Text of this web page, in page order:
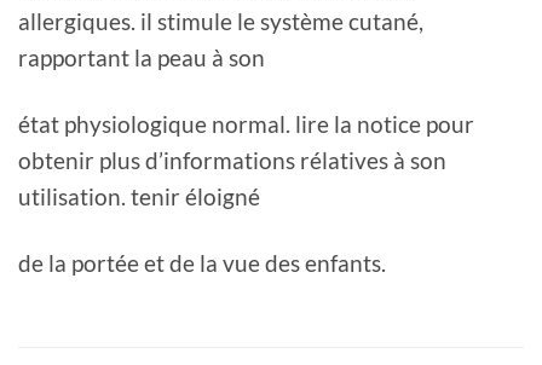
allergiques. il stimule le système cutané,
rapportant la peau à son
état physiologique normal. lire la notice pour
obtenir plus d’informations rélatives à son
utilisation. tenir éloigné
de la portée et de la vue des enfants.